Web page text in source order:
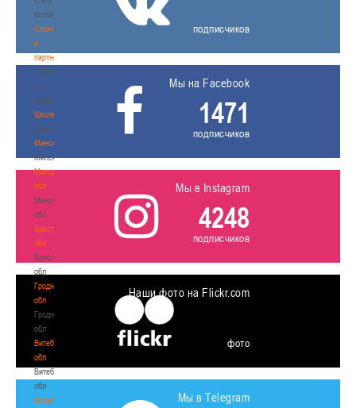
волонтером
Спонсоры
и
партнеры
Спонсоры
и
партнеры
Школы
Школы
Минск
Минск
Минская
обл
Минская
обл
Брестская
обл
Брестская
обл
Гродненская
обл
Гродненская
обл
Витебская
обл
Витебская
обл
Могилевская
подписчиков
Мы на Facebook
1471
подписчиков
Мы в Instagram
4248
подписчиков
Наши фото на Flickr.com
фото
Мы в Telegram